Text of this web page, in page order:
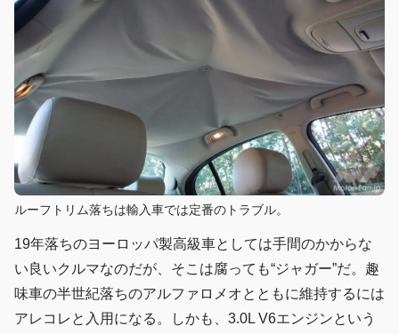
ルーフトリム落ちは輸入車では定番のトラブル。
19年落ちのヨーロッパ製高級車としては手間のかからな
い良いクルマなのだが、そこは腐っても“ジャガー”だ。趣
味車の半世紀落ちのアルファロメオとともに維持するには
アレコレと入用になる。しかも、3.0L V6エンジンという